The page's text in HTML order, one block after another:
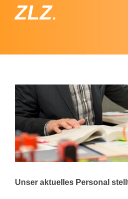
ZLZ.
Unser aktuelles Personal